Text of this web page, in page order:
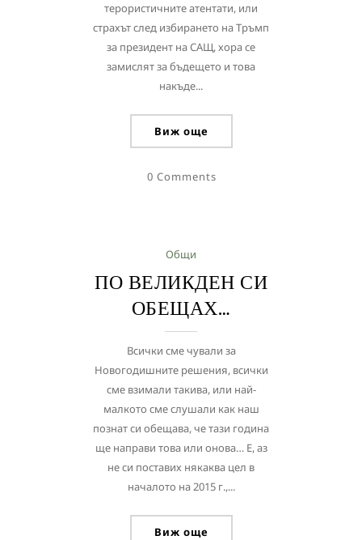
терористичните атентати, или
страхът след избирането на Тръмп
за президент на САЩ, хора се
замислят за бъдещето и това
накъде...
Виж още
0 Comments
Общи
ПО ВЕЛИКДЕН СИ
ОБЕЩАХ…
Всички сме чували за
Новогодишните решения, всички
сме взимали такива, или най-
малкото сме слушали как наш
познат си обещава, че тази година
ще направи това или онова… Е, аз
не си поставих някаква цел в
началото на 2015 г.,...
Виж още